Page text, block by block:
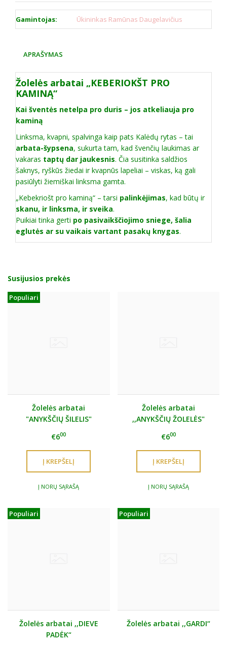
Gamintojas: Ūkininkas Ramūnas Daugelavičius
APRAŠYMAS
Žolelės arbatai „KEBERIOKŠT PRO
KAMINĄ“
Kai šventės netelpa pro duris – jos atkeliauja pro
kaminą
Linksma, kvapni, spalvinga kaip pats Kalėdų rytas – tai
arbata-šypsena, sukurta tam, kad švenčių laukimas ar
vakaras taptų dar jaukesnis. Čia susitinka saldžios
šaknys, ryškūs žiedai ir kvapnūs lapeliai – viskas, ką gali
pasiūlyti žiemiškai linksma gamta.
„Kebekriošt pro kaminą“ – tarsi palinkėjimas, kad būtų ir
skanu, ir linksma, ir sveika.
Puikiai tinka gerti po pasivaikščiojimo sniege, šalia
eglutės ar su vaikais vartant pasakų knygas.
Susijusios prekės
Populiari
Žolelės arbatai
"ANYKŠČIŲ ŠILELIS"
€600
Į NORŲ SĄRAŠĄ
Žolelės arbatai
,,ANYKŠČIŲ ŽOLELĖS"
€600
Į NORŲ SĄRAŠĄ
Populiari
Žolelės arbatai ,,DIEVE
PADĖK“
Populiari
Žolelės arbatai ,,GARDI“